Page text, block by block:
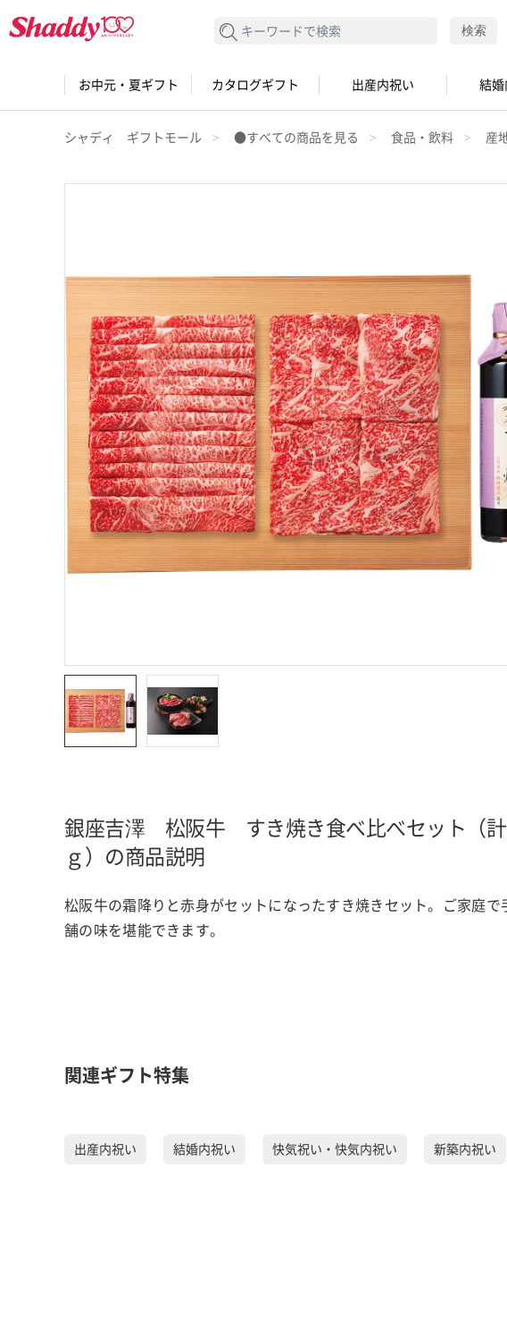
検索する 検索
お中元・夏ギフト カタログギフト 出産内祝い 結婚
シャディ ギフトモール ●すべての商品を見る 食品・飲料 産
銀座吉澤 松阪牛 すき焼き食べ比べセット（計
ｇ）の商品説明
松阪牛の霜降りと赤身がセットになったすき焼きセット。ご家庭で
舗の味を堪能できます。
関連ギフト特集
出産内祝い 結婚内祝い 快気祝い・快気内祝い 新築内祝い